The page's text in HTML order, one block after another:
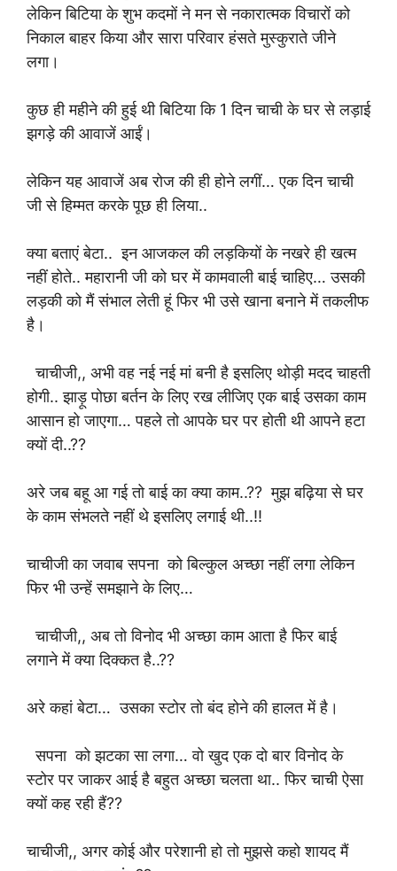
लेकिन बिटिया के शुभ कदमों ने मन से नकारात्मक विचारों को
निकाल बाहर किया और सारा परिवार हंसते मुस्कुराते जीने
लगा।
कुछ ही महीने की हुई थी बिटिया कि 1 दिन चाची के घर से लड़ाई
झगड़े की आवाजें आईं।
लेकिन यह आवाजें अब रोज की ही होने लगीं… एक दिन चाची
जी से हिम्मत करके पूछ ही लिया..
क्या बताएं बेटा.. इन आजकल की लड़कियों के नखरे ही खत्म
नहीं होते.. महारानी जी को घर में कामवाली बाई चाहिए… उसकी
लड़की को मैं संभाल लेती हूं फिर भी उसे खाना बनाने में तकलीफ
है।
चाचीजी,, अभी वह नई नई मां बनी है इसलिए थोड़ी मदद चाहती
होगी.. झाड़ू पोछा बर्तन के लिए रख लीजिए एक बाई उसका काम
आसान हो जाएगा… पहले तो आपके घर पर होती थी आपने हटा
क्यों दी..??
अरे जब बहू आ गई तो बाई का क्या काम..?? मुझ बढ़िया से घर
के काम संभलते नहीं थे इसलिए लगाई थी..!!
चाचीजी का जवाब सपना को बिल्कुल अच्छा नहीं लगा लेकिन
फिर भी उन्हें समझाने के लिए…
चाचीजी,, अब तो विनोद भी अच्छा काम आता है फिर बाई
लगाने में क्या दिक्कत है..??
अरे कहां बेटा… उसका स्टोर तो बंद होने की हालत में है।
सपना को झटका सा लगा… वो खुद एक दो बार विनोद के
स्टोर पर जाकर आई है बहुत अच्छा चलता था.. फिर चाची ऐसा
क्यों कह रही हैं??
चाचीजी,, अगर कोई और परेशानी हो तो मुझसे कहो शायद मैं